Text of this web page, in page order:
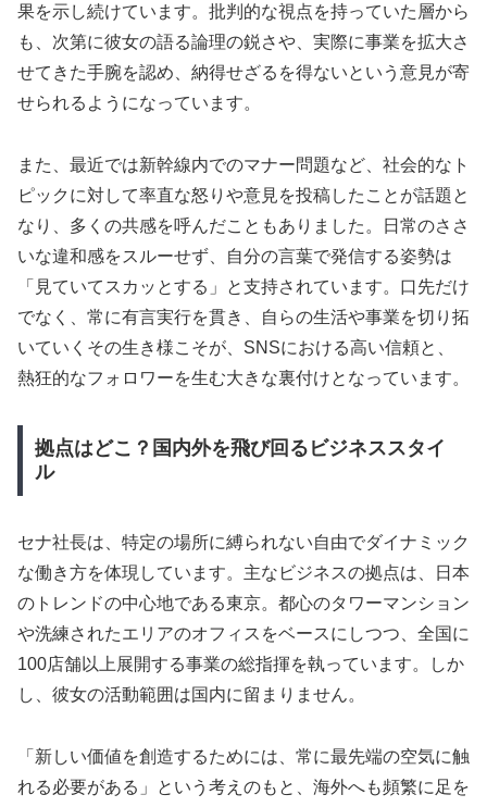
果を示し続けています。批判的な視点を持っていた層から
も、次第に彼女の語る論理の鋭さや、実際に事業を拡大さ
せてきた手腕を認め、納得せざるを得ないという意見が寄
せられるようになっています。
また、最近では新幹線内でのマナー問題など、社会的なト
ピックに対して率直な怒りや意見を投稿したことが話題と
なり、多くの共感を呼んだこともありました。日常のささ
いな違和感をスルーせず、自分の言葉で発信する姿勢は
「見ていてスカッとする」と支持されています。口先だけ
でなく、常に有言実行を貫き、自らの生活や事業を切り拓
いていくその生き様こそが、SNSにおける高い信頼と、
熱狂的なフォロワーを生む大きな裏付けとなっています。
拠点はどこ？国内外を飛び回るビジネススタイ
ル
セナ社長は、特定の場所に縛られない自由でダイナミック
な働き方を体現しています。主なビジネスの拠点は、日本
のトレンドの中心地である東京。都心のタワーマンション
や洗練されたエリアのオフィスをベースにしつつ、全国に
100店舗以上展開する事業の総指揮を執っています。しか
し、彼女の活動範囲は国内に留まりません。
「新しい価値を創造するためには、常に最先端の空気に触
れる必要がある」という考えのもと、海外へも頻繁に足を